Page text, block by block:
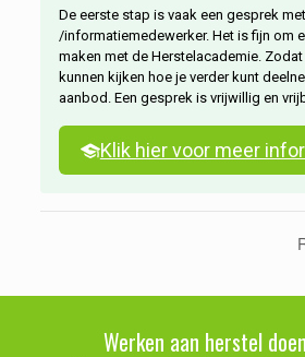
De eerste stap is vaak een gesprek
/informatiemedewerker. Het is fijn om
maken met de Herstelacademie.
kunnen kijken hoe je verder kunt
aanbod. Een gesprek is vrijwillig en
Klik hier voor meer
Werken aan herstel